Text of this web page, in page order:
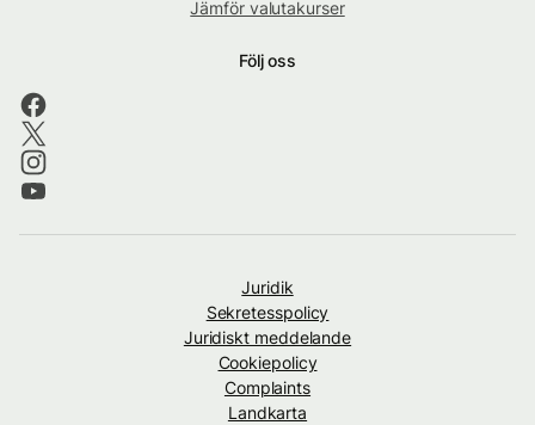
Jämför valutakurser
Följ oss
Juridik
Sekretesspolicy
Juridiskt meddelande
Cookiepolicy
Complaints
Landkarta